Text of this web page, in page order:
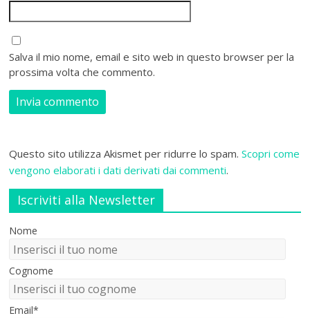
Salva il mio nome, email e sito web in questo browser per la
prossima volta che commento.
Questo sito utilizza Akismet per ridurre lo spam.Scopri come
vengono elaborati i dati derivati dai commenti.
Iscriviti alla Newsletter
Nome
Cognome
Email*